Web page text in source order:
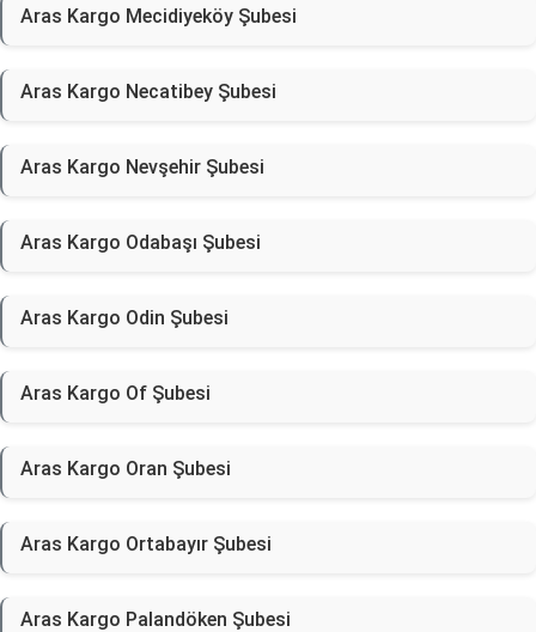
Aras Kargo Mecidiyeköy Şubesi
Aras Kargo Necatibey Şubesi
Aras Kargo Nevşehir Şubesi
Aras Kargo Odabaşı Şubesi
Aras Kargo Odin Şubesi
Aras Kargo Of Şubesi
Aras Kargo Oran Şubesi
Aras Kargo Ortabayır Şubesi
Aras Kargo Palandöken Şubesi